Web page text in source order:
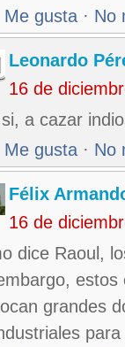
Me gusta · No
Leonardo
16 de
a cazar
Me gusta · No
Félix
16 de
dice Raoul,
grandes